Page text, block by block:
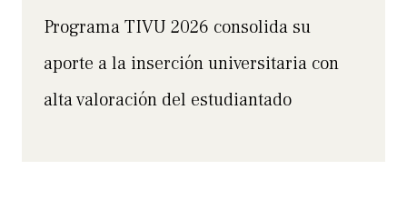
Programa TIVU 2026 consolida su
aporte a la inserción universitaria con
alta valoración del estudiantado